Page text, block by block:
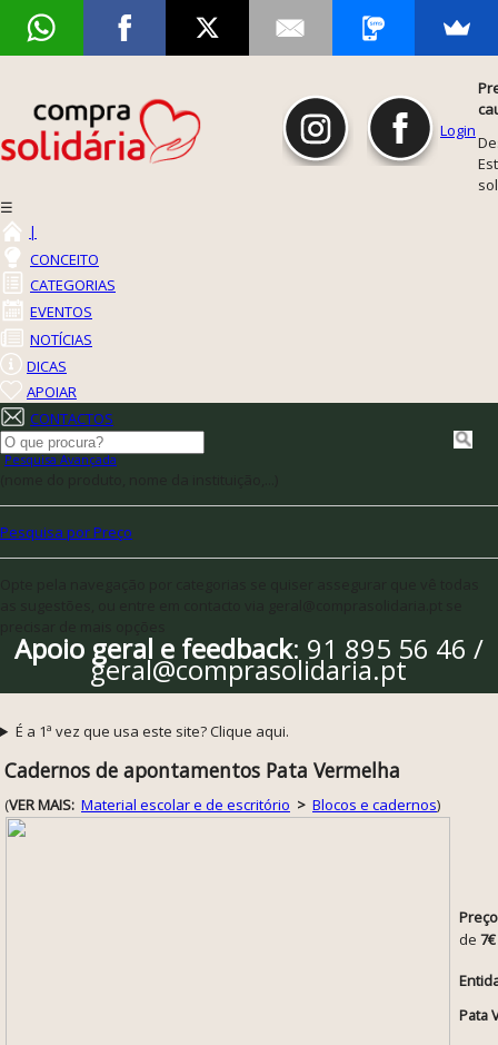
Login
☰
|
CONCEITO
CATEGORIAS
EVENTOS
NOTÍCIAS
DICAS
APOIAR
CONTACTOS
Pesquisa Avançada
Pesquisa por Preço
Apoio geral e feedback: 91 895 56 46 /
geral@comprasolidaria.pt
É a 1ª vez que usa este site? Clique aqui.
Cadernos de apontamentos Pata Vermelha
(VER MAIS: Material escolar e de escritório > Blocos e cadernos)
de 7€
Pata